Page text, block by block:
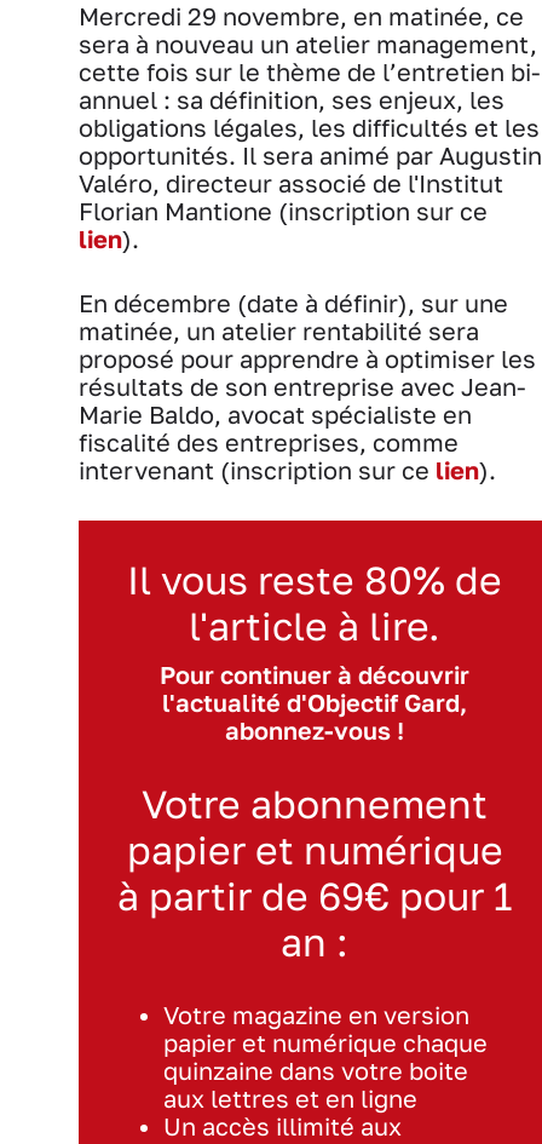
Mercredi 29 novembre, en matinée, ce
sera à nouveau un atelier management,
cette fois sur le thème de l’entretien bi-
annuel : sa définition, ses enjeux, les
obligations légales, les difficultés et les
opportunités. Il sera animé par Augustin
Valéro, directeur associé de l'Institut
Florian Mantione (inscription sur ce
lien).
En décembre (date à définir), sur une
matinée, un atelier rentabilité sera
proposé pour apprendre à optimiser les
résultats de son entreprise avec Jean-
Marie Baldo, avocat spécialiste en
fiscalité des entreprises, comme
intervenant (inscription sur ce lien).
Il vous reste 80% de
l'article à lire.
Pour continuer à découvrir
l'actualité d'Objectif Gard,
abonnez-vous !
Votre abonnement
papier et numérique
à partir de 69€ pour 1
an :
Votre magazine en version
papier et numérique chaque
quinzaine dans votre boite
aux lettres et en ligne
Un accès illimité aux